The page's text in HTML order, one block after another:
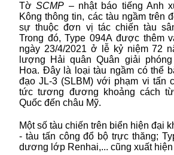
TờSCMP – nhật báo tiếng Anh
Kông thông tin, các tàu ngầm trên
sự thuộc đơn vị tác chiếntàu
Trong đó,Type 094A đượcthêm
ngày 23/4/2021 ở lễ kỷ niệm 72
lượng Hải quân Quân giải
Hoa. Đây là loại tàu ngầmcó thể
đạo JL-3 (SLBM) với phạm vi tấn
tức tương đương khoảng cách
Quốc đến châu Mỹ.
Một số tàu chiến trên biển hiện đại
- tàu tấn công đổ bộ trực thăng;
dương lớp Renhai,... cũng xuất hiện